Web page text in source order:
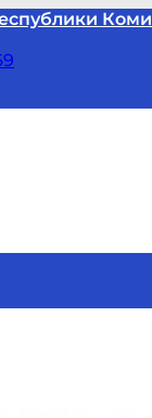
Коми